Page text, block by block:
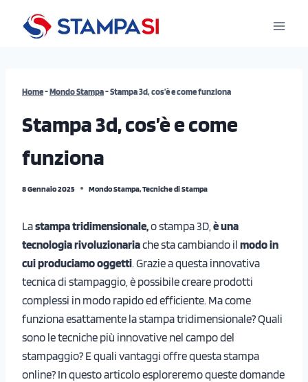
Home-Mondo Stampa-Stampa 3d, cos’è e come funziona
Stampa 3d, cos’è e come
funziona
8 Gennaio 2025 Mondo Stampa,Tecniche di Stampa
Lastampa tridimensionale,o stampa 3D, è una
tecnologia rivoluzionariache sta cambiando il modo in
cui produciamo oggetti. Grazie a questa innovativa
tecnica di stampaggio, è possibile creare prodotti
complessi in modo rapido ed efficiente. Ma come
funziona esattamente la stampa tridimensionale? Quali
sono le tecniche più innovative nel campo del
stampaggio? E quali vantaggi offre questa stampa
online? In questo articolo esploreremo queste domande